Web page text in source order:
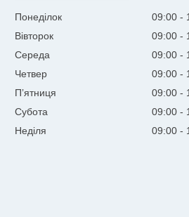
Понеділок 09:00
Вівторок
09:00
Середа
09:00
Четвер
09:00
Пʼятниця
09:00
Субота
09:00
Неділя
09:00